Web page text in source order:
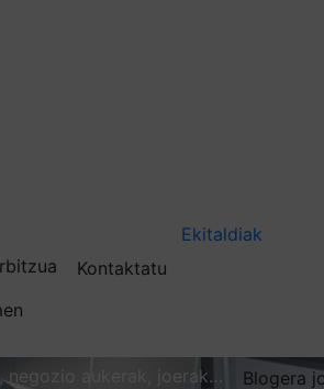
Kontaktatu
Ekitaldiak
negozio aukerak, joerak… Blogera